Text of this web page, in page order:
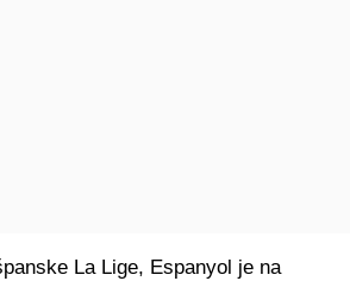
La Lige, Espanyol je na